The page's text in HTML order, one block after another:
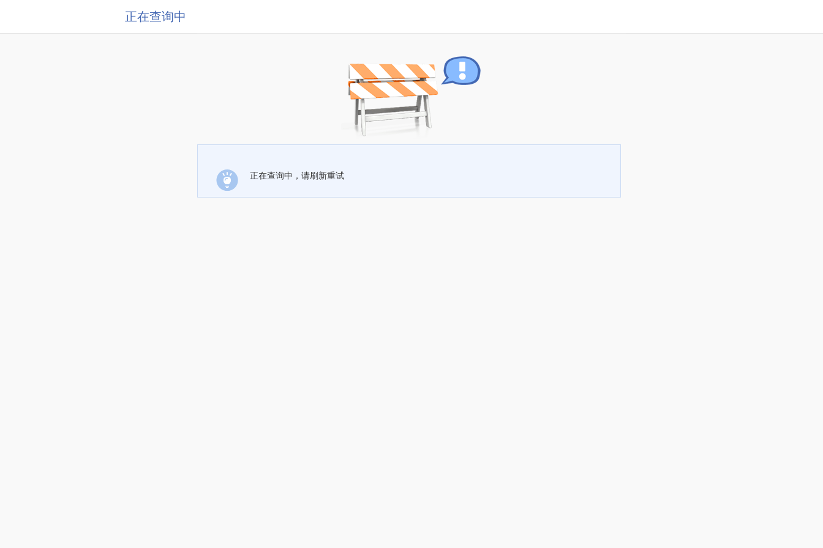
正在查询中
正在查询中，请刷新重试